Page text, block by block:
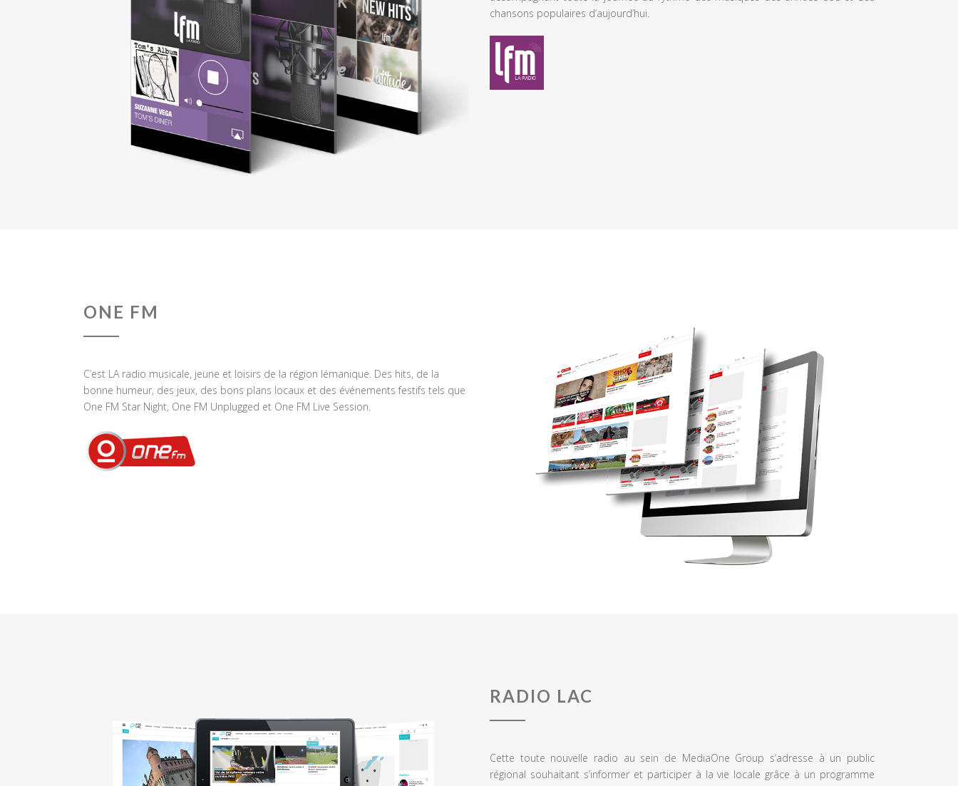
chansons populaires d’aujourd’hui.
ONE FM
C’est LA radio musicale, jeune et loisirs de la région lémanique. Des hits, de la
bonne humeur, des jeux, des bons plans locaux et des événements festifs tels que
One FM Star Night, One FM Unplugged et One FM Live Session.
RADIO LAC
Cette toute nouvelle radio au sein de MediaOne Group s’adresse à un public
régional souhaitant s’informer et participer à la vie locale grâce à un programme